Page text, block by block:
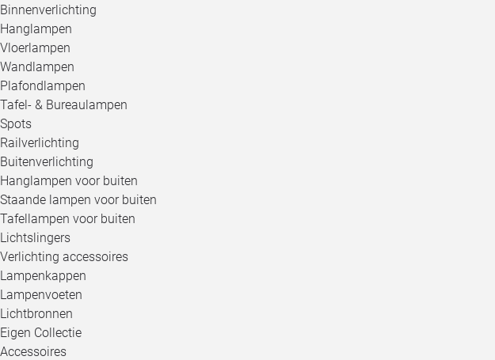
Binnenverlichting
Hanglampen
Vloerlampen
Wandlampen
Plafondlampen
Tafel- & Bureaulampen
Spots
Railverlichting
Buitenverlichting
Hanglampen voor buiten
Staande lampen voor buiten
Tafellampen voor buiten
Lichtslingers
Verlichting accessoires
Lampenkappen
Lampenvoeten
Lichtbronnen
Eigen Collectie
Accessoires